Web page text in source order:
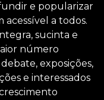
e popularizar
a todos.
sucinta e
número
exposições,
e interessados